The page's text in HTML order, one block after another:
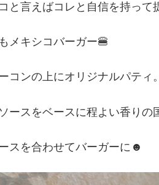
と言えばコレと自信を持って
メキシコバーガー🍔
コンの上にオリジナルパティ。
ースをベースに程よい香りの
スを合わせてバーガーに☻